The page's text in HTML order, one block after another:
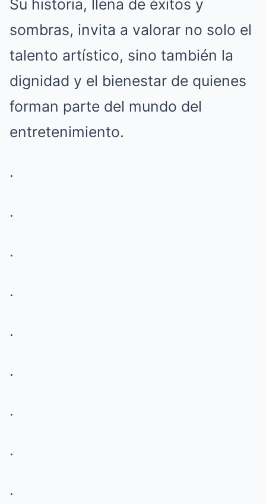
Su historia, llena de éxitos y
sombras, invita a valorar no solo el
talento artístico, sino también la
dignidad y el bienestar de quienes
forman parte del mundo del
entretenimiento.
.
.
.
.
.
.
.
.
.